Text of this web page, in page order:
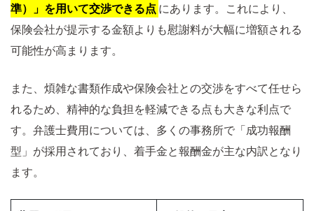
準）」を用いて交渉できる点 にあります。これにより、
保険会社が提示する金額よりも慰謝料が大幅に増額される
可能性が高まります。
また、煩雑な書類作成や保険会社との交渉をすべて任せら
れるため、精神的な負担を軽減できる点も大きな利点で
す。弁護士費用については、多くの事務所で「成功報酬
型」が採用されており、着手金と報酬金が主な内訳となり
ます。